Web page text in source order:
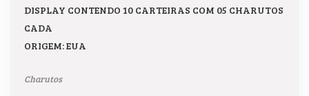
DISPLAY CONTENDO 10 CARTEIRAS COM 05 CHARUTOS
CADA
ORIGEM: EUA
Charutos